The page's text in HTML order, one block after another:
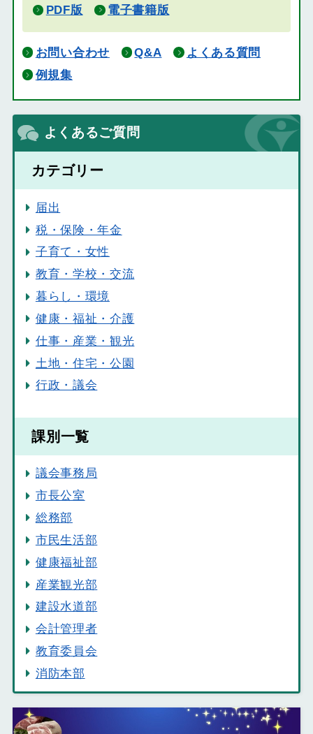
PDF版 電子書籍版
お問い合わせ Q&A
よくある質問
例規集
よくあるご質問
カテゴリー
届出
税・保険・年金
子育て・女性
教育・学校・交流
暮らし・環境
健康・福祉・介護
仕事・産業・観光
土地・住宅・公園
行政・議会
課別一覧
議会事務局
市長公室
総務部
市民生活部
健康福祉部
産業観光部
建設水道部
会計管理者
教育委員会
消防本部